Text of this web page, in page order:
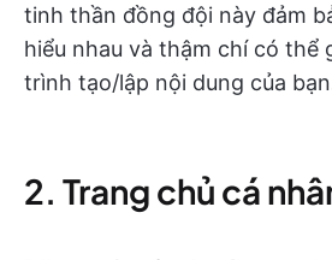
tinh thần đồng đội này đảm
hiểu nhau và thậm chí có thể
trình tạo/lập nội dung của
2. Trang chủ cá